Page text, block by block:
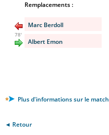
Remplacements :
Marc Berdoll
78'
Albert Emon
Plus d'informations sur le match
◄ Retour